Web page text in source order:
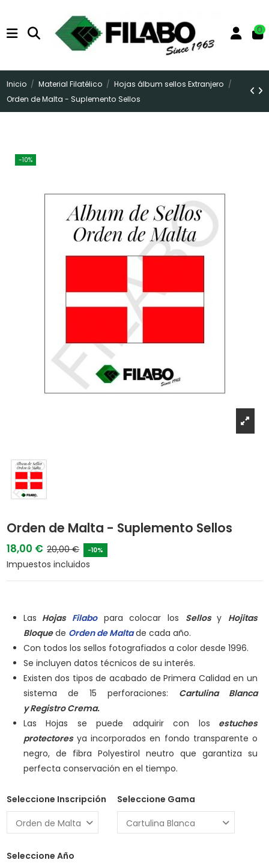
0
Inicio Material Filatélico
Hojas álbum sellos Extranjero
Orden de Malta - Suplemento Sellos
-10%
Orden de Malta - Suplemento Sellos
18,00 € 20,00 € -10%
Impuestos incluidos
Las Hojas Filabo para colocar los Sellos y Hojitas
Bloquede Orden de Maltade cada año.
Con todos los sellos fotografiados a color desde 1996.
Se incluyen datos técnicos de su interés.
Existen dos tipos de acabado de Primera Calidad en un
sistema de 15 perforaciones: Cartulina Blanca
yRegistro Crema.
Las Hojas se puede adquirir con los estuches
protectoresya incorporados en fondo transparente o
negro, de fibra Polyestirol neutro que garantiza su
perfecta conservación en el tiempo.
Seleccione Inscripción Seleccione Gama
Seleccione Año